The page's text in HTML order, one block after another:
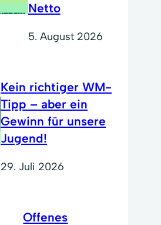
Netto
5. August 2026
Kein richtiger WM-
Tipp – aber ein
Gewinn für unsere
Jugend!
29. Juli 2026
Offenes